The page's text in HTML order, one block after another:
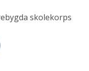
skolekorps